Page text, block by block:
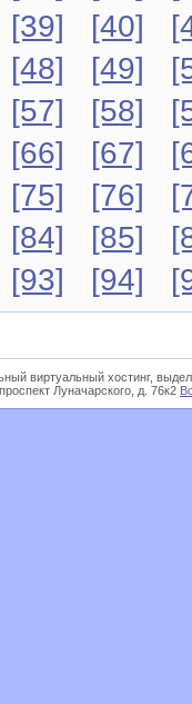
[39]
[40]
[48]
[49]
[57]
[58]
[66]
[67]
[75]
[76]
[84]
[85]
[93]
[94]
виртуальный хостинг,
Луначарского, д. 76к2